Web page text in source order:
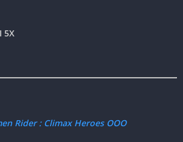
5X
Rider : Climax Heroes OOO